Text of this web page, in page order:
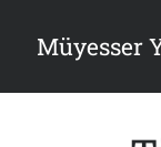
Müyesser
Yan
Menü